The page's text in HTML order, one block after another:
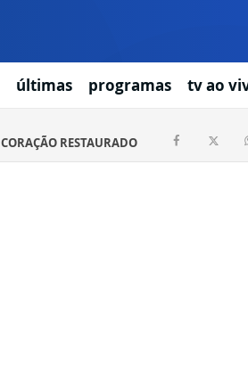
últimas programas tv ao
CORAÇÃO RESTAURADO